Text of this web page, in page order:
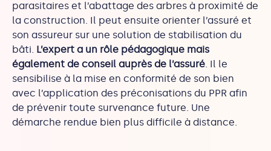
parasitaires et l’abattage des arbres à proximité de
la construction. Il peut ensuite orienter l’assuré et
son assureur sur une solution de stabilisation du
bâti. L’expert a un rôle pédagogique mais
également de conseil auprès de l’assuré. Il le
sensibilise à la mise en conformité de son bien
avec l’application des préconisations du PPR afin
de prévenir toute survenance future. Une
démarche rendue bien plus difficile à distance.